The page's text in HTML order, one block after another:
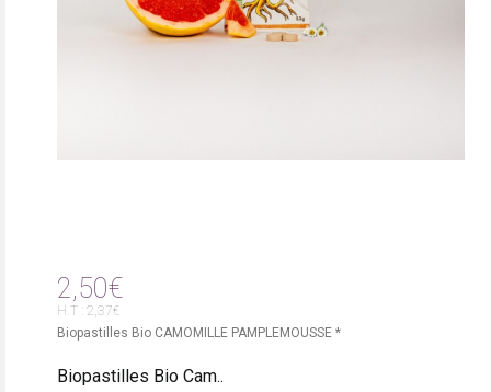
2,50€
H.T : 2,37€
Biopastilles Bio CAMOMILLE PAMPLEMOUSSE *
Biopastilles Bio Cam..